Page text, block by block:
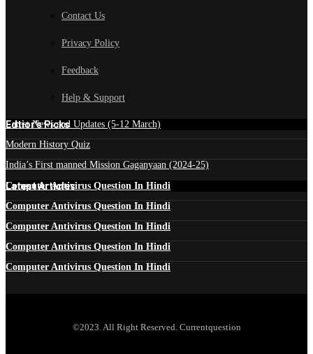
Contact Us
Privacy Policy
Feedback
Help & Support
Edtior's Picks
Latest News and Updates (5-12 March)
Modern History Quiz
India’s First manned Mission Gaganyaan (2024-25)
Latest Articles
Computer Antivirus Question In Hindi
Computer Antivirus Question In Hindi
Computer Antivirus Question In Hindi
Computer Antivirus Question In Hindi
Computer Antivirus Question In Hindi
©2023. All Right Reserved. Currentquestion